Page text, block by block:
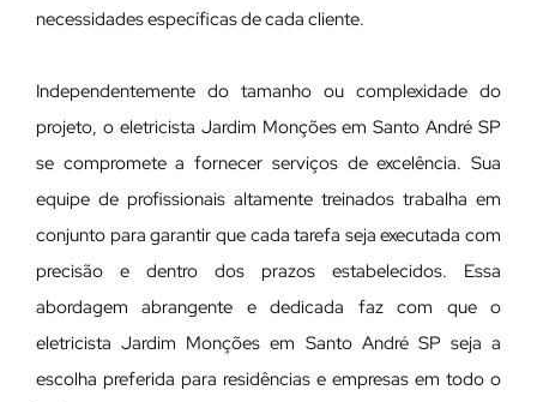
necessidades específicas de cada cliente.
Independentemente do tamanho ou complexidade do
projeto, o eletricista Jardim Monções em Santo André SP
se compromete a fornecer serviços de excelência. Sua
equipe de profissionais altamente treinados trabalha em
conjunto para garantir que cada tarefa seja executada com
precisão e dentro dos prazos estabelecidos. Essa
abordagem abrangente e dedicada faz com que o
eletricista Jardim Monções em Santo André SP seja a
escolha preferida para residências e empresas em todo o